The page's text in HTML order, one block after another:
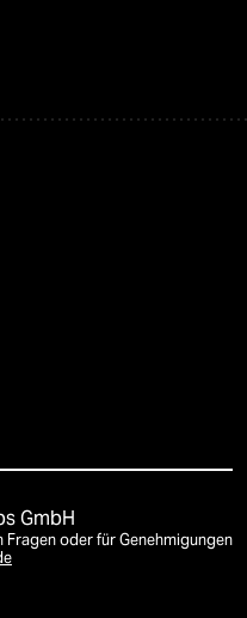
GmbH
oder für Genehmigungen